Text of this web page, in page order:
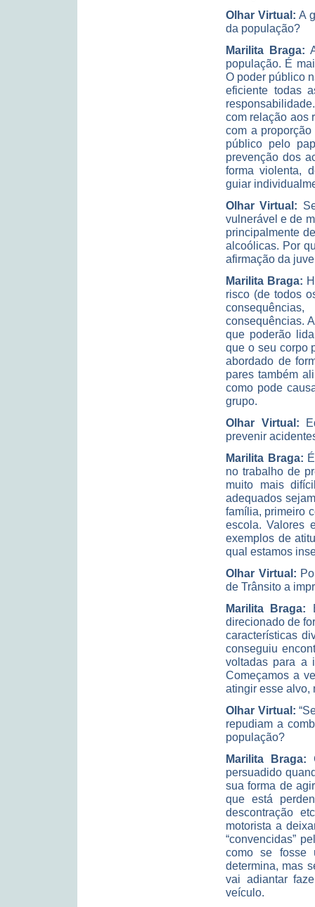
Olhar Virtual: A
da população?
Marilita Braga:
população. É
O poder público
eficiente todas
com relação aos
com a proporção
público pelo
prevenção dos
forma violenta,
guiar
Olhar Virtual:
vulnerável e de
principalmente
alcoólicas. Por
afirmação da
Marilita Braga:
risco (de todos
consequências.
que poderão
que o seu corpo
abordado de
pares também
como pode
grupo.
Olhar Virtual:
prevenir
Marilita Braga:
no trabalho de
muito mais
adequados
família, primeiro
escola. Valores
exemplos de
qual estamos
Olhar Virtual:
de Trânsito a
Marilita Braga:
direcionado de
características
conseguiu
voltadas para a
Começamos a
atingir esse alvo,
Olhar Virtual:
repudiam a
população?
Marilita Braga:
persuadido
sua forma de
que está
descontração
motorista a
“convencidas”
como se fosse
determina, mas
vai adiantar
veículo.